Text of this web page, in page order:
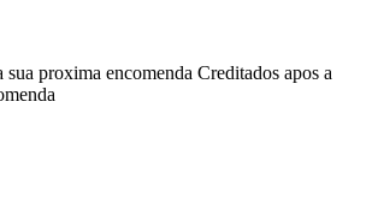
sua proxima encomenda Creditados apos a